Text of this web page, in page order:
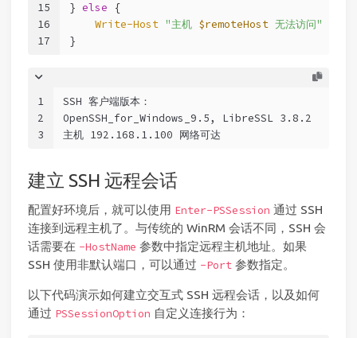
15
16
17
} else {
Write-Host "主机 $remoteHost 无法访问"
}
1
2
3
SSH 客户端版本：
OpenSSH_for_Windows_9.5, LibreSSL 3.8.2
主机 192.168.1.100 网络可达
建立 SSH 远程会话
配置好环境后，就可以使用 Enter-PSSession 通过 SSH
连接到远程主机了。与传统的 WinRM 会话不同，SSH 会
话需要在 -HostName 参数中指定远程主机地址。如果
SSH 使用非默认端口，可以通过 -Port 参数指定。
以下代码演示如何建立交互式 SSH 远程会话，以及如何
通过 PSSessionOption 自定义连接行为：